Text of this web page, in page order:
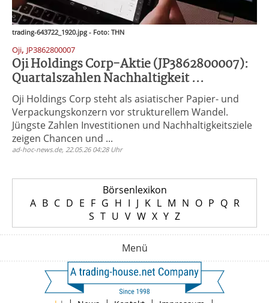
trading-643722_1920.jpg - Foto: THN
Oji, JP3862800007
Oji Holdings Corp-Aktie (JP3862800007):
Quartalszahlen Nachhaltigkeit ...
Oji Holdings Corp steht als asiatischer Papier- und
Verpackungskonzern vor strukturellem Wandel.
Jüngste Zahlen Investitionen und Nachhaltigkeitsziele
zeigen Chancen und ...
ad-hoc-news.de, 22.05.26 04:28 Uhr
Börsenlexikon
A B C D E F G H I J K L M N O P Q R
S T U V W X Y Z
Menü